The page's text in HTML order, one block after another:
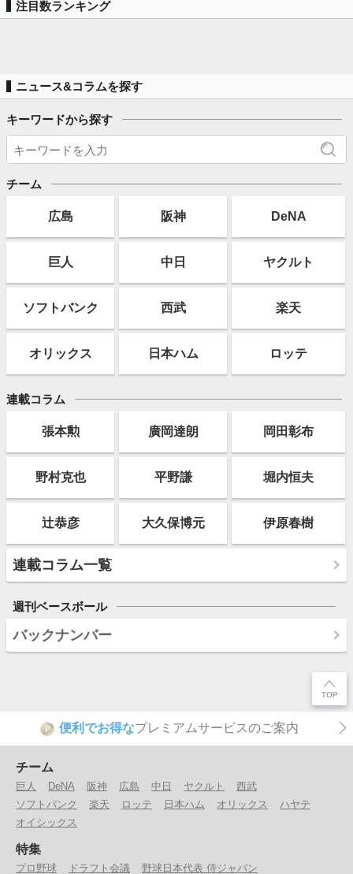
注目数ランキング
ニュース&コラムを探す
キーワードから探す
チーム
広島 阪神 DeNA
巨人 中日 ヤクルト
ソフトバンク 西武 楽天
オリックス 日本ハム ロッテ
連載コラム
張本勲 廣岡達朗 岡田彰布
野村克也 平野謙 堀内恒夫
辻恭彦 大久保博元 伊原春樹
連載コラム一覧
週刊ベースボール
バックナンバー
P 便利でお得なプレミアムサービスのご案内
チーム
巨人 DeNA 阪神 広島 中日 ヤクルト
西武
ソフトバンク
楽天 ロッテ 日本ハム オリックス
ハヤテ
オイシックス
特集
プロ野球 ドラフト会議 野球日本代表 侍ジャパン